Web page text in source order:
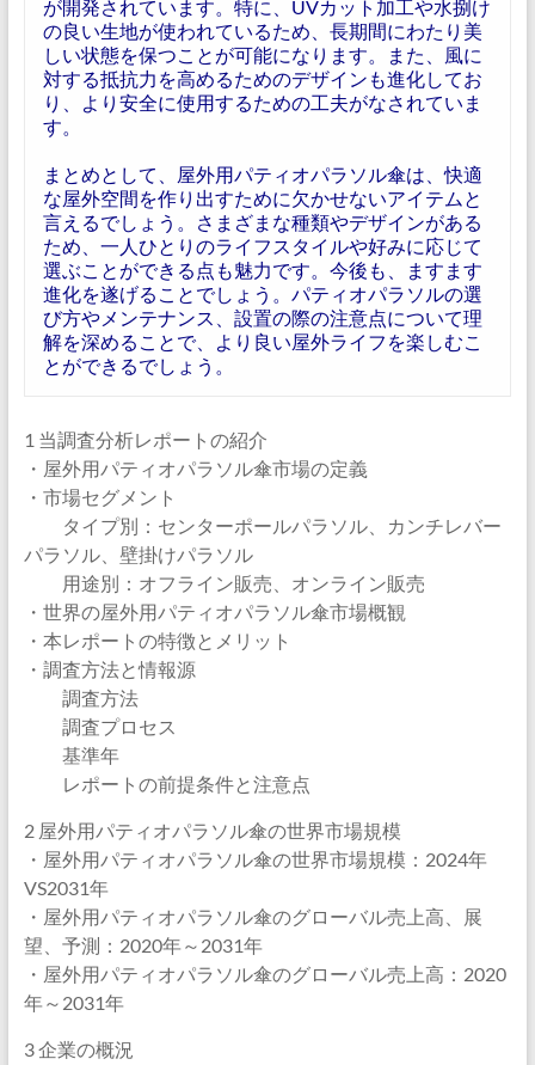
が開発されています。特に、UVカット加工や水捌け
の良い生地が使われているため、長期間にわたり美
しい状態を保つことが可能になります。また、風に
対する抵抗力を高めるためのデザインも進化してお
り、より安全に使用するための工夫がなされていま
す。
まとめとして、屋外用パティオパラソル傘は、快適
な屋外空間を作り出すために欠かせないアイテムと
言えるでしょう。さまざまな種類やデザインがある
ため、一人ひとりのライフスタイルや好みに応じて
選ぶことができる点も魅力です。今後も、ますます
進化を遂げることでしょう。パティオパラソルの選
び方やメンテナンス、設置の際の注意点について理
解を深めることで、より良い屋外ライフを楽しむこ
とができるでしょう。
1 当調査分析レポートの紹介
・屋外用パティオパラソル傘市場の定義
・市場セグメント
タイプ別：センターポールパラソル、カンチレバー
パラソル、壁掛けパラソル
用途別：オフライン販売、オンライン販売
・世界の屋外用パティオパラソル傘市場概観
・本レポートの特徴とメリット
・調査方法と情報源
調査方法
調査プロセス
基準年
レポートの前提条件と注意点
2 屋外用パティオパラソル傘の世界市場規模
・屋外用パティオパラソル傘の世界市場規模：2024年
VS2031年
・屋外用パティオパラソル傘のグローバル売上高、展
望、予測：2020年～2031年
・屋外用パティオパラソル傘のグローバル売上高：2020
年～2031年
3 企業の概況